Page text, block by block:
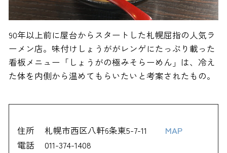
90年以上前に屋台からスタートした札幌屈指の人気ラ
ーメン店。味付けしょうががレンゲにたっぷり載った
看板メニュー「しょうがの極みそらーめん」は、冷え
た体を内側から温めてもらいたいと考案されたもの。
住所 札幌市西区八軒6条東5-7-11
MAP
電話
011-374-1408